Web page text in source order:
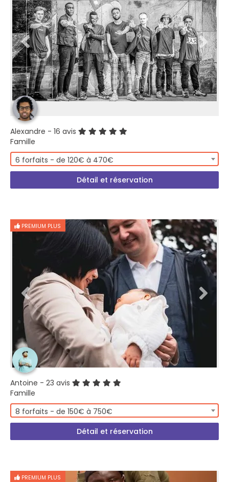
Alexandre - 16 avis
Famille
6 forfaits - de 120€ à 470€
Détail et réservation
PREMIUM PLUS
Antoine - 23 avis
Famille
8 forfaits - de 150€ à 750€
Détail et réservation
PREMIUM PLUS